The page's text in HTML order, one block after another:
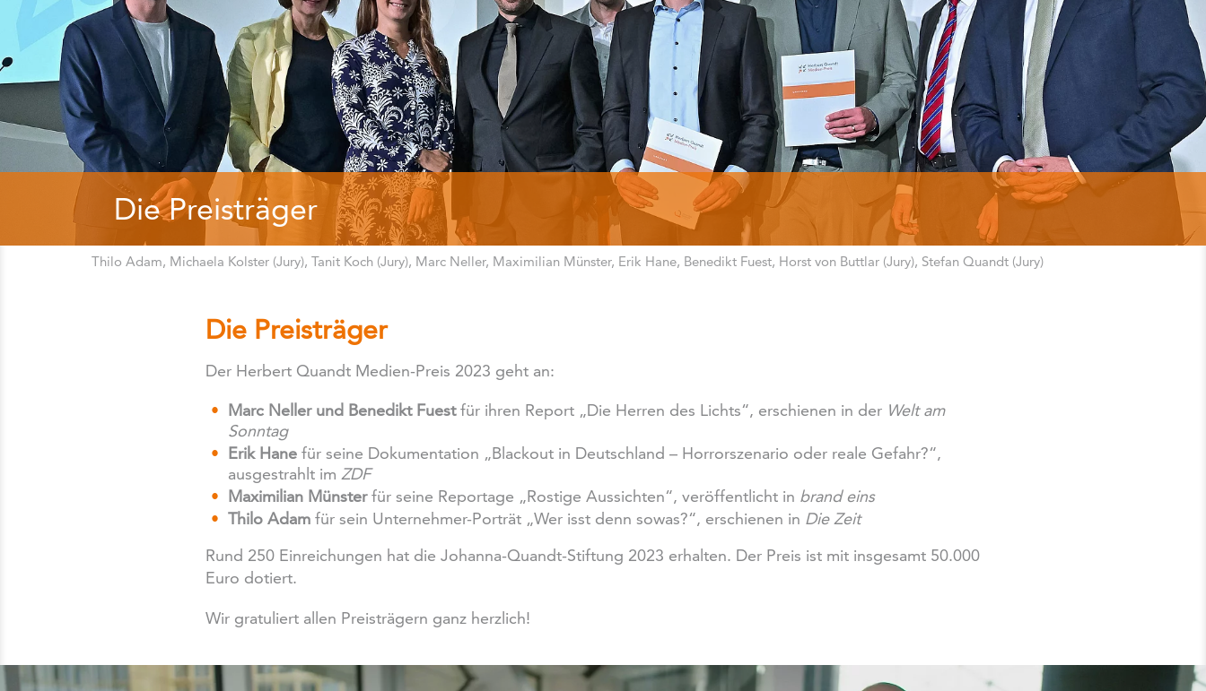
Die Preisträger
Thilo Adam, Michaela Kolster (Jury), Tanit Koch (Jury), Marc Neller, Maximilian Münster, Erik Hane, Benedikt Fuest, Horst von Buttlar (Jury), Stefan Quandt (Jury)
Die Preisträger
Der Herbert Quandt Medien-Preis 2023 geht an:
Marc Neller und Benedikt Fuestfür ihren Report „Die Herren des Lichts“, erschienen in der Welt am
Sonntag
Erik Hane für seine Dokumentation „Blackout in Deutschland – Horrorszenario oder reale Gefahr?“,
ausgestrahlt im ZDF
Maximilian Münsterfür seine Reportage „Rostige Aussichten“, veröffentlicht in brand eins
Thilo Adam für sein Unternehmer-Porträt „Wer isst denn sowas?“, erschienen in Die Zeit
Rund 250 Einreichungen hat die Johanna-Quandt-Stiftung 2023 erhalten. Der Preis ist mit insgesamt 50.000
Euro dotiert.
Wir gratuliert allen Preisträgern ganz herzlich!